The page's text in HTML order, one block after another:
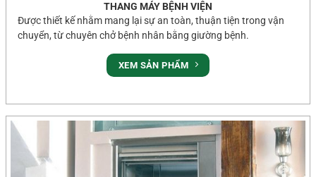
THANG MÁY BỆNH VIỆN
Được thiết kế nhằm mang lại sự an toàn, thuận tiện trong vận
chuyển, từ chuyên chở bệnh nhân bằng giường bệnh.
XEM SẢN PHẨM